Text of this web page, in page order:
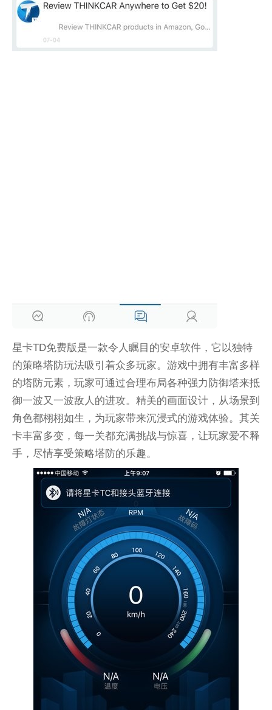
星卡TD免费版是一款令人瞩目的安卓软件，它以独特
的策略塔防玩法吸引着众多玩家。游戏中拥有丰富多样
的塔防元素，玩家可通过合理布局各种强力防御塔来抵
御一波又一波敌人的进攻。精美的画面设计，从场景到
角色都栩栩如生，为玩家带来沉浸式的游戏体验。其关
卡丰富多变，每一关都充满挑战与惊喜，让玩家爱不释
手，尽情享受策略塔防的乐趣。